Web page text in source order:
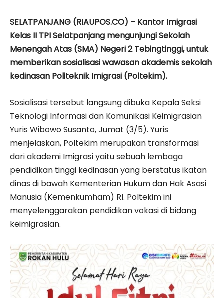
SELATPANJANG (RIAUPOS.CO) – Kantor Imigrasi
Kelas II TPI Selatpanjang mengunjungi Sekolah
Menengah Atas (SMA) Negeri 2 Tebingtinggi, untuk
memberikan sosialisasi wawasan akademis sekolah
kedinasan Politeknik Imigrasi (Poltekim).
Sosialisasi tersebut langsung dibuka Kepala Seksi
Teknologi Informasi dan Komunikasi Keimigrasian
Yuris Wibowo Susanto, Jumat (3/5). Yuris
menjelaskan, Poltekim merupakan transformasi
dari akademi Imigrasi yaitu sebuah lembaga
pendidikan tinggi kedinasan yang berstatus ikatan
dinas di bawah Kementerian Hukum dan Hak Asasi
Manusia (Kemenkumham) RI. Poltekim ini
menyelenggarakan pendidikan vokasi di bidang
keimigrasian.